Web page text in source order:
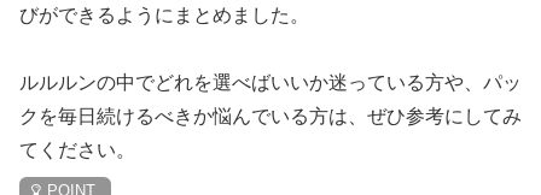
びができるようにまとめました。
ルルルンの中でどれを選べばいいか迷っている方や、パッ
クを毎日続けるべきか悩んでいる方は、ぜひ参考にしてみ
てください。